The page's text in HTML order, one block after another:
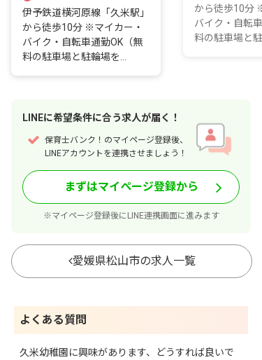
伊予鉄道横河原線「久米駅」
から徒歩10分 ※マイカー・
バイク・自転車通勤OK（無
料の駐車場と駐輪場を...
から徒歩10分
バイク・自転
料の駐車場と駐
LINEに希望条件に合う求人が届く！
保育士バンク！のマイページ登録後、
LINEアカウントを連携させましょう！
まずはマイページ登録から
※マイページ登録後にLINE連携画面に進みます
愛媛県松山市の求人一覧
よくある質問
久米幼稚園に興味があります、どうすれば良いで